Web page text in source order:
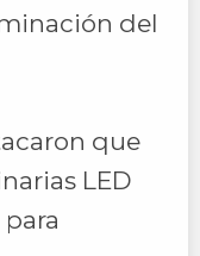
del
que
LED